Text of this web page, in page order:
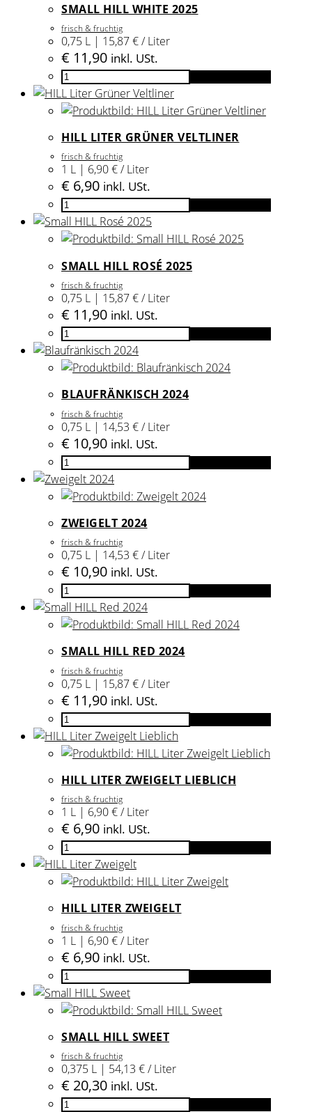
Menge
SMALL HILL WHITE 2025
frisch & fruchtig
0,75 L | 15,87 € / Liter
€ 11,90 inkl. USt.
Small
HILL
White
Menge
HILL LITER GRÜNER VELTLINER
frisch & fruchtig
1 L | 6,90 € / Liter
€ 6,90 inkl. USt.
HILL
Liter
Grüner
Menge
SMALL HILL ROSÉ 2025
frisch & fruchtig
0,75 L | 15,87 € / Liter
€ 11,90 inkl. USt.
Small
HILL
Rosé
Menge
BLAUFRÄNKISCH 2024
frisch & fruchtig
0,75 L | 14,53 € / Liter
€ 10,90 inkl. USt.
Blaufränkisch
2024
Menge
ZWEIGELT 2024
frisch & fruchtig
0,75 L | 14,53 € / Liter
€ 10,90 inkl. USt.
Zweigelt
2024
Menge
SMALL HILL RED 2024
frisch & fruchtig
0,75 L | 15,87 € / Liter
€ 11,90 inkl. USt.
Small
HILL
Red
Menge
HILL LITER ZWEIGELT LIEBLICH
frisch & fruchtig
1 L | 6,90 € / Liter
€ 6,90 inkl. USt.
HILL
Liter
Zweigelt
Menge
HILL LITER ZWEIGELT
frisch & fruchtig
1 L | 6,90 € / Liter
€ 6,90 inkl. USt.
HILL
Liter
Zweigelt
SMALL HILL SWEET
frisch & fruchtig
0,375 L | 54,13 € / Liter
€ 20,30 inkl. USt.
Small